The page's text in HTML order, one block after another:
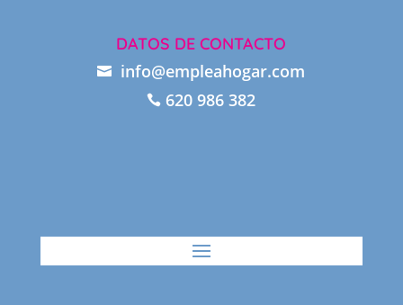
DATOS DE CONTACTO
 info@empleahogar.com
 620 986 382